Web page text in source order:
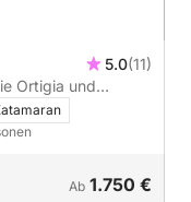
5.0(11)
Ortigia und
Ab 1.750 €